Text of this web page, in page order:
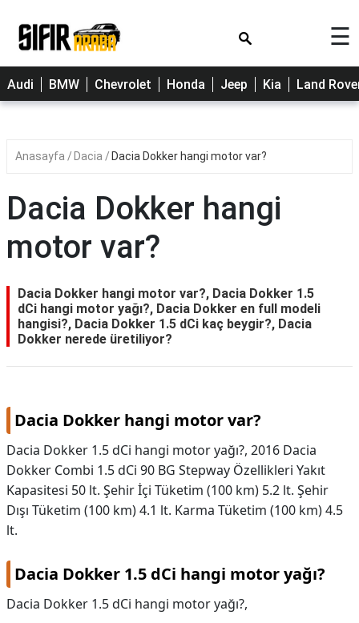
Cherry
Citroen
Fiat
Hyundai
Opel
Peugeot
Renault
Toyota
☰
Audi BMW Chevrolet Honda Jeep Kia Land
Anasayfa Dacia Dacia Dokker hangi motor var?
Dacia Dokker hangi
motor var?
Dacia Dokker hangi motor var?, Dacia Dokker 1.5
dCi hangi motor yağı?, Dacia Dokker en full modeli
hangisi?, Dacia Dokker 1.5 dCi kaç beygir?, Dacia
Dokker nerede üretiliyor?
Dacia Dokker hangi motor var?
Dacia Dokker 1.5 dCi hangi motor yağı?, 2016 Dacia
Dokker Combi 1.5 dCi 90 BG Stepway Özellikleri Yakıt
Kapasitesi 50 lt. Şehir İçi Tüketim (100 km) 5.2 lt. Şehir
Dışı Tüketim (100 km) 4.1 lt. Karma Tüketim (100 km) 4.5
lt.
Dacia Dokker 1.5 dCi hangi motor yağı?
Dacia Dokker 1.5 dCi hangi motor yağı?,